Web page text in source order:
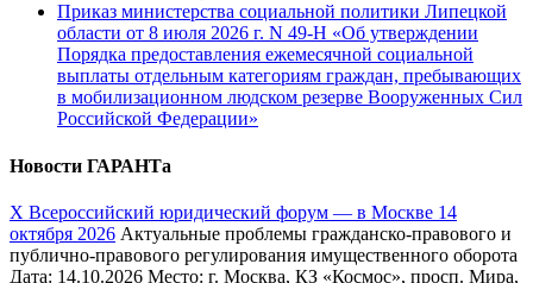
Приказ министерства социальной политики Липецкой
области от 8 июля 2026 г. N 49-Н «Об утверждении
Порядка предоставления ежемесячной социальной
выплаты отдельным категориям граждан, пребывающих
в мобилизационном людском резерве Вооруженных Сил
Российской Федерации»
Новости ГАРАНТа
Х Всероссийский юридический форум — в Москве 14
октября 2026 Актуальные проблемы гражданско-правового и
публично-правового регулирования имущественного оборота
Дата: 14.10.2026 Место: г. Москва, КЗ «Космос», просп. Мира,